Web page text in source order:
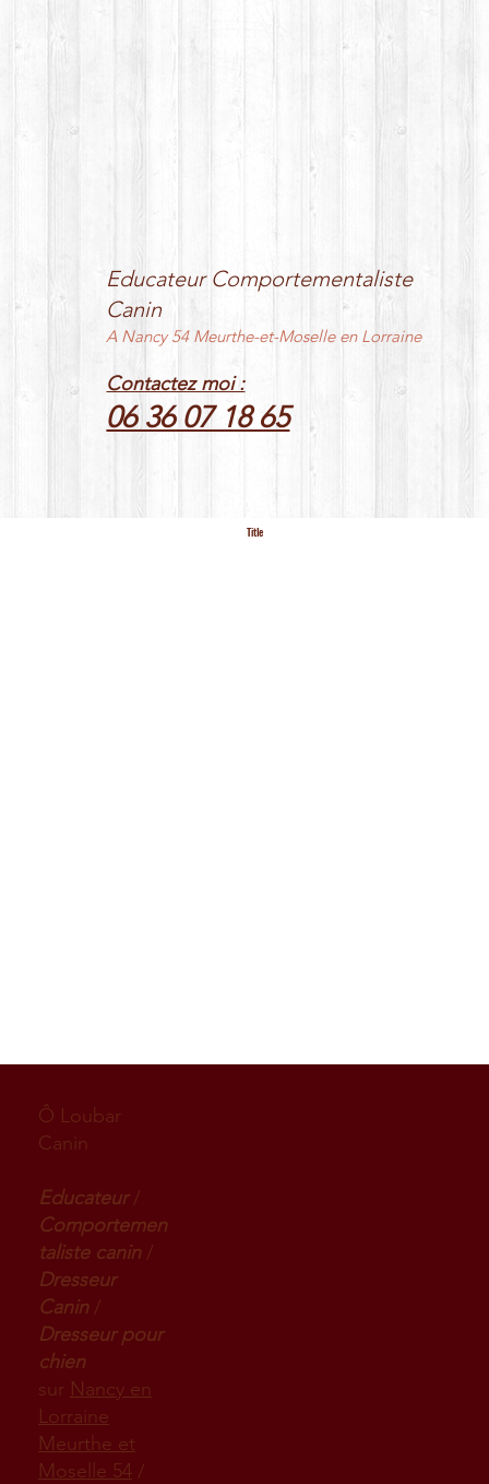
Educateur Comportementaliste
Canin
A Nancy 54 Meurthe-et-Moselle en Lorraine
Contactez moi :
06 36 07 18 65
Title
Ô Loubar
Canin
Educateur/
Comportemen
taliste canin/
Dresseur
Canin/
Dresseur pour
chien
sur Nancy en
Lorraine
Meurthe et
Moselle 54/